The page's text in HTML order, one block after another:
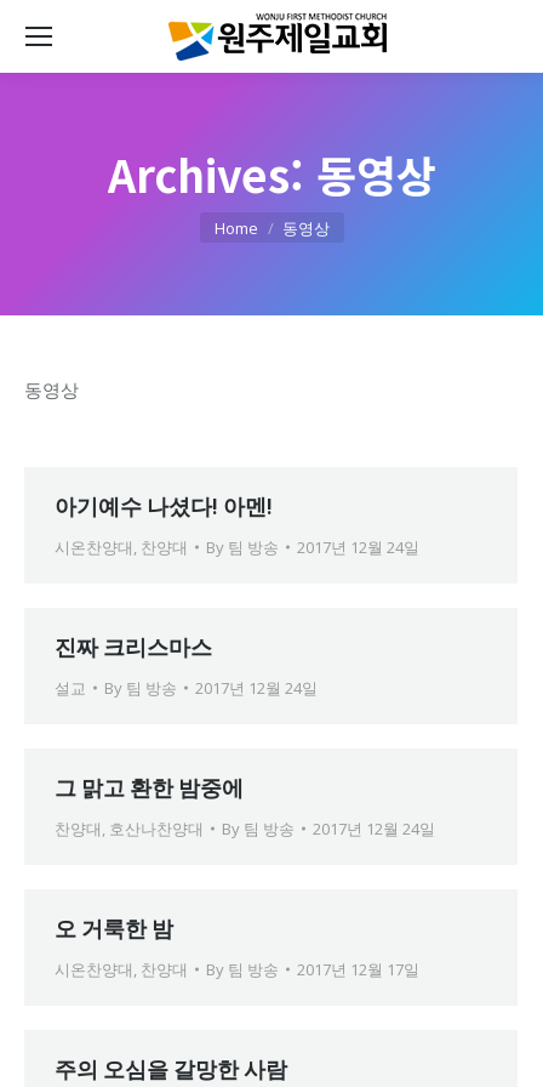
Archives: 동영상
Home 동영상
동영상
아기예수 나셨다! 아멘!
시온찬양대, 찬양대 By 팀 방송 2017년 12월 24일
진짜 크리스마스
설교 By 팀 방송 2017년 12월 24일
그 맑고 환한 밤중에
찬양대, 호산나찬양대 By 팀 방송 2017년 12월 24일
오 거룩한 밤
시온찬양대, 찬양대 By 팀 방송 2017년 12월 17일
주의 오심을 갈망한 사람